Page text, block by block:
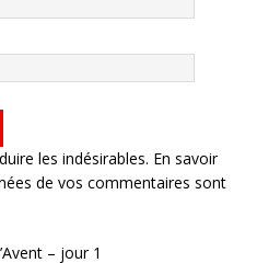
les indésirables. En savoir
de vos commentaires sont
– jour 1